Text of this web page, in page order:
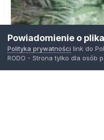
Powiadomienie o
Polityka prywatności link do
RODO - Strona tylko dla osób